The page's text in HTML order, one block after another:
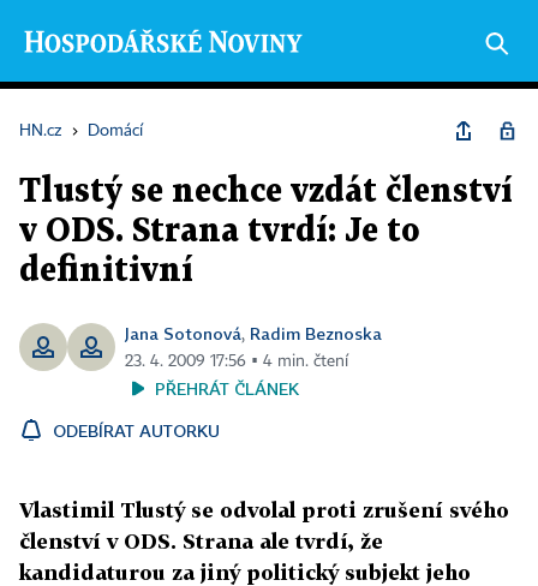
HN.cz › Domácí
Tlustý se nechce vzdát členství
v ODS. Strana tvrdí: Je to
definitivní
Jana Sotonová, Radim Beznoska
23. 4. 2009 17:56 ▪ 4 min. čtení
PŘEHRÁT ČLÁNEK
ODEBÍRAT AUTORKU
Vlastimil Tlustý se odvolal proti zrušení svého
členství v ODS. Strana ale tvrdí, že
kandidaturou za jiný politický subjekt jeho